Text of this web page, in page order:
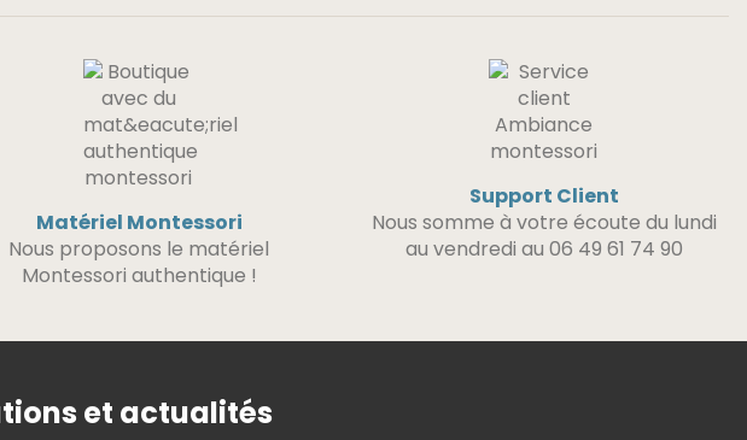
Matériel Montessori
Nous proposons le matériel
Montessori authentique !
Support Client
Nous somme à votre écoute du lundi
au vendredi au 06 49 61 74 90
et actualités